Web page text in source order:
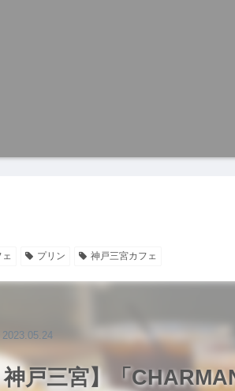
ェ プリン 神戸三宮カフェ
神戸三宮】「
2023.05.24